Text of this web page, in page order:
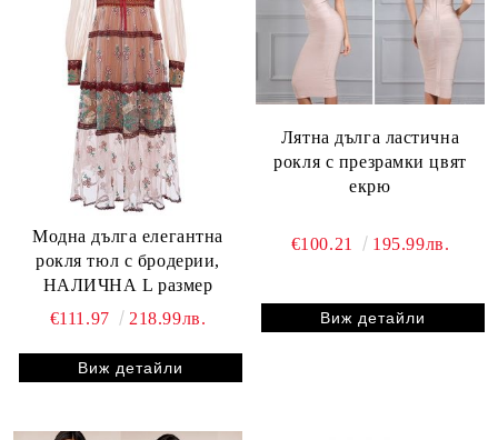
Модна дълга елегантна
рокля тюл с бродерии,
НАЛИЧНА L размер
€111.97
218.99лв.
Виж детайли
Лятна дълга ластична
рокля с презрамки цвят
екрю
€100.21 195.99лв.
Виж детайли